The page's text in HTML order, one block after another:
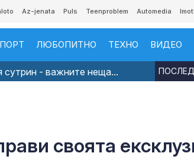
Az-jenata Puls Teenproblem Automedia
ЛЮБОПИТНО ТЕХНО ВИДЕО
сутрин - важните неща...
своята